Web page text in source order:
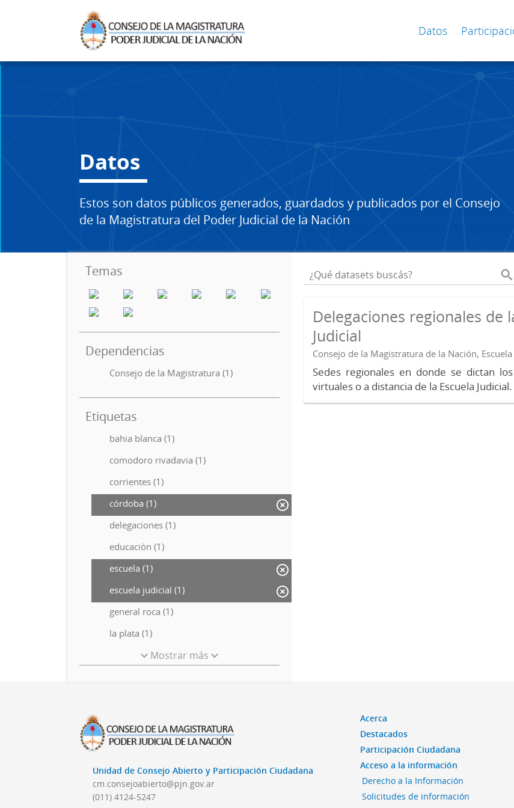
Datos
Datos
Estos son datos públicos generados, guardados y publicados por el Consejo
de la Magistratura del Poder Judicial de la Nación
Temas
Dependencias
Consejo de la Magistratura (1)
Etiquetas
bahia blanca (1)
comodoro rivadavia (1)
corrientes (1)
córdoba (1)
delegaciones (1)
educación (1)
escuela (1)
escuela judicial (1)
general roca (1)
la plata (1)
Mostrar más
Delegaciones regionales de
Judicial
Consejo de la Magistratura de la Nación, Escuela
Sedes regionales en donde se dictan
virtuales o a distancia de la Escuela Judicial.
Unidad de Consejo Abierto y Participación Ciudadana
cm.consejoabierto@pjn.gov.ar
(011) 4124-5247
Acerca
Destacados
Participación Ciudadana
Acceso a la información
Derecho a la Información
Solicitudes de información